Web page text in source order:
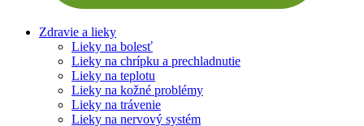
Zdravie a lieky
Lieky na bolesť
Lieky na chrípku a prechladnutie
Lieky na teplotu
Lieky na kožné problémy
Lieky na trávenie
Lieky na nervový systém